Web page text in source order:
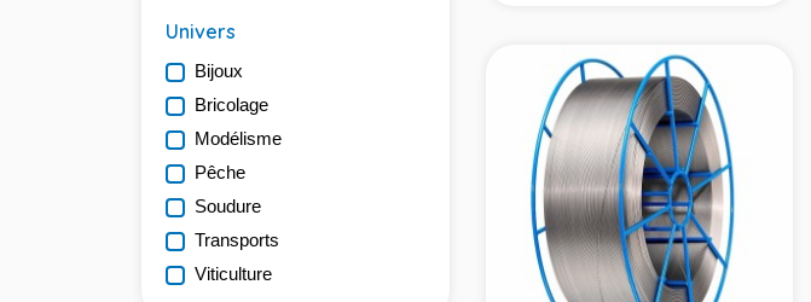
Univers
Bijoux
Bricolage
Modélisme
Pêche
Soudure
Transports
Viticulture